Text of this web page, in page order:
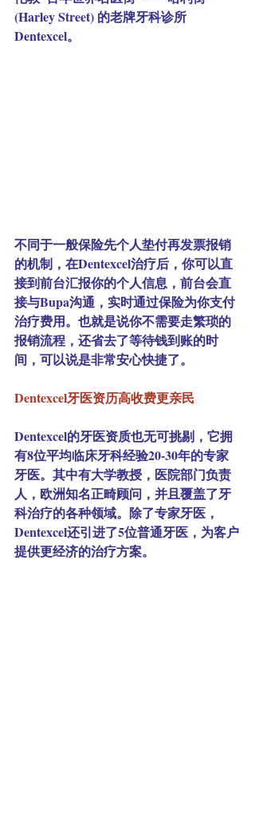
(Harley Street) 的老牌牙科诊所
Dentexcel。
不同于一般保险先个人垫付再发票报销
的机制，在Dentexcel治疗后，你可以直
接到前台汇报你的个人信息，前台会直
接与Bupa沟通，实时通过保险为你支付
治疗费用。也就是说你不需要走繁琐的
报销流程，还省去了等待钱到账的时
间，可以说是非常安心快捷了。
Dentexcel牙医资历高收费更亲民
Dentexcel的牙医资质也无可挑剔，它拥
有8位平均临床牙科经验20-30年的专家
牙医。其中有大学教授，医院部门负责
人，欧洲知名正畸顾问，并且覆盖了牙
科治疗的各种领域。除了专家牙医，
Dentexcel还引进了5位普通牙医，为客户
提供更经济的治疗方案。